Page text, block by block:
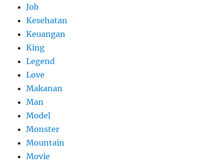
Job
Kesehatan
Keuangan
King
Legend
Love
Makanan
Man
Model
Monster
Mountain
Movie